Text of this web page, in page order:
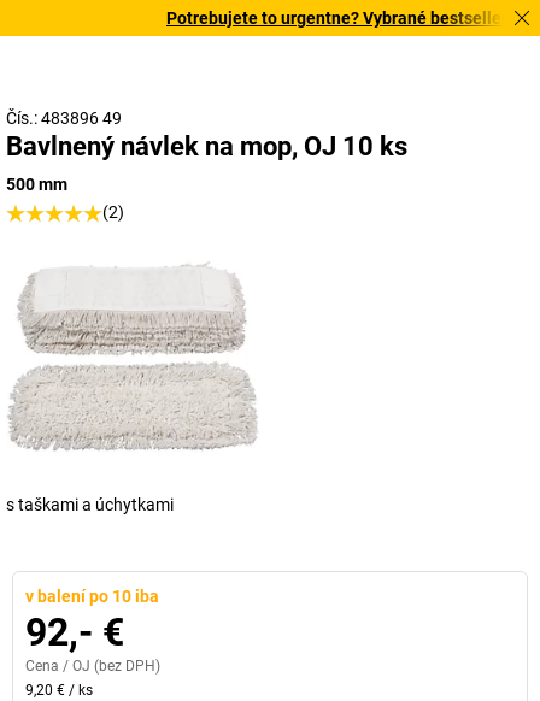
Potrebujete to urgentne? Vybrané bestsellery
Čís.: 483896 49
Bavlnený návlek na mop, OJ 10 ks
500 mm
(2)
s taškami a úchytkami
v balení po 10 iba
92,- €
Cena / OJ (bez DPH)
9,20 € / ks